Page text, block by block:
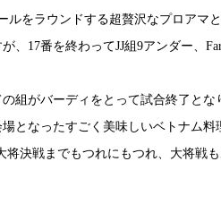
ルをラウンドする超贅沢なプロアマ
、17番を終わってJJ組9アンダー、
組がバーディをとって試合終了とな
となったすごく美味しいベトナム
将決戦までもつれにもつれ、大将戦